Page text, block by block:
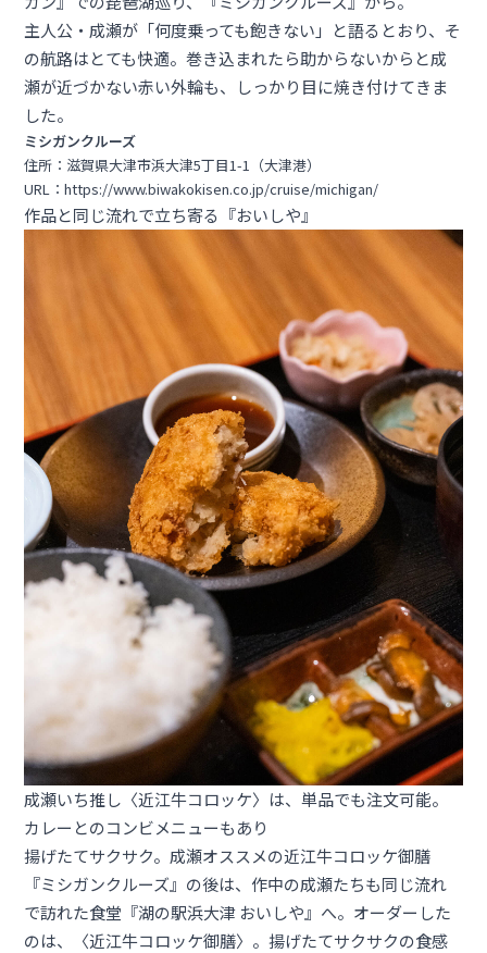
主人公・成瀬が「何度乗っても飽きない」と語るとおり、そ
の航路はとても快適。巻き込まれたら助からないからと成
瀬が近づかない赤い外輪も、しっかり目に焼き付けてきま
した。
ミシガンクルーズ
住所：滋賀県大津市浜大津5丁目1-1（大津港）
URL：https://www.biwakokisen.co.jp/cruise/michigan/
作品と同じ流れで立ち寄る『おいしや』
成瀬いち推し〈近江牛コロッケ〉は、単品でも注文可能。
カレーとのコンビメニューもあり
揚げたてサクサク。成瀬オススメの近江牛コロッケ御膳
『ミシガンクルーズ』の後は、作中の成瀬たちも同じ流れ
で訪れた食堂『湖の駅浜大津 おいしや』へ。オーダーした
のは、〈近江牛コロッケ御膳〉。揚げたてサクサクの食感